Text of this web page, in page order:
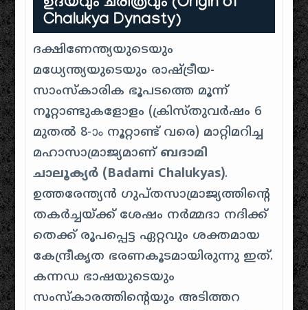
ഉദയവും ചരിത്രവും (Origin of
Chalukya Dynasty)
ദക്ഷിണേന്ത്യയുടെയും
മധ്യേന്ത്യയുടെയും രാഷ്ട്രീയ-
സാംസ്കാരിക ഭൂപടത്തെ മൂന്ന്
നൂറ്റാണ്ടുകളോളം (ക്രിസ്തുവർഷം 6
മുതൽ 8-ാം നൂറ്റാണ്ട് വരെ) മാറ്റിമറിച്ച
മഹാസാമ്രാജ്യമാണ് ബദാമി
ചാലൂക്യർ (Badami Chalukyas).
ഉത്തരേന്ത്യൻ ഗുപ്തസാമ്രാജ്യത്തിന്റെ
തകർച്ചയ്ക്ക് ശേഷം നർമ്മദാ നദിക്ക്
തെക്ക് രൂപപ്പെട്ട ഏറ്റവും ശക്തമായ
കേന്ദ്രീകൃത ഭരണകൂടമായിരുന്നു ഇത്.
കന്നഡ ഭാഷയുടെയും
സംസ്കാരത്തിന്റെയും അടിത്തറ